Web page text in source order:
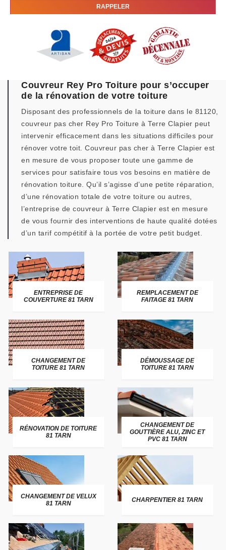
Couvreur Rey Pro Toiture pour s’occuper
de la rénovation de votre toiture
Disposant des professionnels de la toiture dans le 81120,
couvreur pas cher Rey Pro Toiture à Terre Clapier peut
intervenir efficacement dans les situations difficiles pour
rénover votre toit. Couvreur pas cher à Terre Clapier est
en mesure de vous proposer toute une gamme de
services pour satisfaire tous vos besoins en matière de
rénovation toiture. Qu’il s’agisse d’une petite réparation,
d’une rénovation totale de votre toiture ou autres,
l’entreprise de couvreur à Terre Clapier est en mesure
de vous fournir des interventions de haute qualité dotées
d’un tarif compétitif à la portée de votre petit budget.
ENTREPRISE DE
COUVERTURE 81 TARN
REMPLACEMENT DE
FAITAGE 81 TARN
CHANGEMENT DE
TOITURE 81 TARN
DÉMOUSSAGE DE
TOITURE 81 TARN
RÉNOVATION DE TOITURE
81 TARN
CHANGEMENT DE
GOUTTIÈRE ALU, ZINC ET
PVC 81 TARN
CHANGEMENT DE VELUX
81 TARN
CHARPENTIER 81 TARN